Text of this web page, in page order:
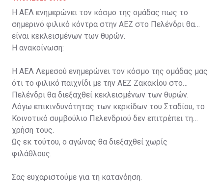
Η ΑΕΛ ενημερώνει τον κόσμο της ομάδας πως το
σημερινό φιλικό κόντρα στην ΑΕΖ στο Πελένδρι θα
είναι κεκλεισμένων των θυρών.
Η ανακοίνωση:
Η ΑΕΛ Λεμεσού ενημερώνει τον κόσμο της ομάδας μας
ότι το φιλικό παιχνίδι με την ΑΕΖ Ζακακίου στο
Πελένδρι θα διεξαχθεί κεκλεισμένων των θυρών.
Λόγω επικινδυνότητας των κερκίδων του Σταδίου, το
Κοινοτικό συμβούλιο Πελενδριού δεν επιτρέπει τη
χρήση τους.
Ως εκ τούτου, ο αγώνας θα διεξαχθεί χωρίς
φιλάθλους.
Σας ευχαριστούμε για τη κατανόηση.